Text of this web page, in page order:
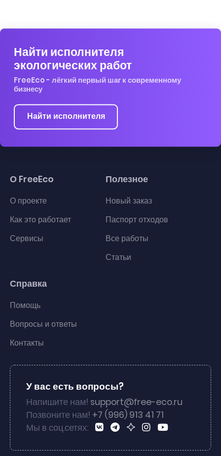
Найти исполнителя
экологических работ
FreeEco - лёгкий первый шаг к современному
бизнесу
Найти исполнителя
О FreeEco
О проекте
Как это работает
Сервисы
Полезное
Новый заказ
Паспорт отходов
Все работы
Статьи
Справка
Помощь
Вопросы и ответы
Контакты
У вас есть вопросы?
Напишите нам! support@free-eco.ru
Позвоните нам! +7 (996) 913 41 71
Мы в соц.сетях: